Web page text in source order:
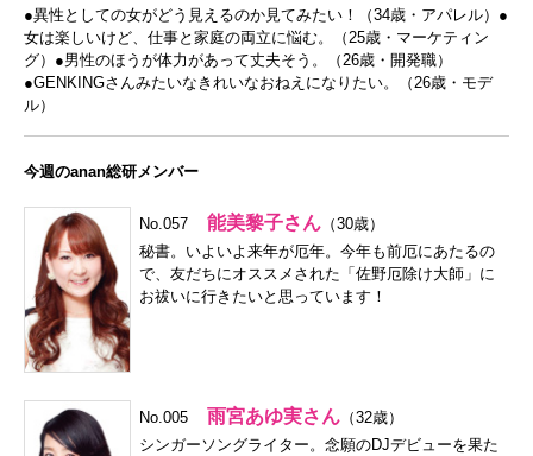
●異性としての女がどう見えるのか見てみたい！（34歳・アパレル）●
女は楽しいけど、仕事と家庭の両立に悩む。（25歳・マーケティン
グ）●男性のほうが体力があって丈夫そう。（26歳・開発職）
●GENKINGさんみたいなきれいなおねえになりたい。（26歳・モデ
ル）
今週のanan総研メンバー
No.057 能美黎子さん （30歳）
秘書。いよいよ来年が厄年。今年も前厄にあたるの
で、友だちにオススメされた「佐野厄除け大師」に
お祓いに行きたいと思っています！
No.005 雨宮あゆ実さん （32歳）
シンガーソングライター。念願のDJデビューを果た